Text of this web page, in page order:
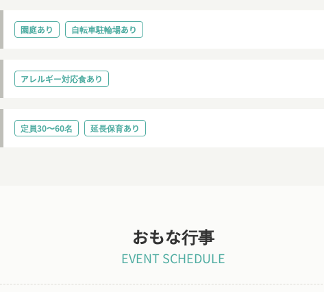
園庭あり 自転車駐輪場あり
アレルギー対応食あり
定員30〜60名 延長保育あり
おもな行事
EVENT SCHEDULE